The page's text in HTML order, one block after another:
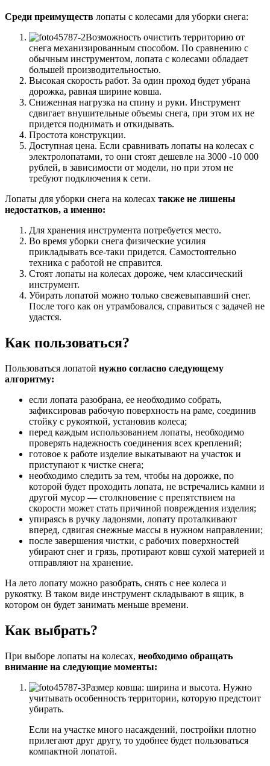
Среди преимуществ лопаты с колесами для уборки снега:
Возможность очистить территорию от
снега механизированным способом. По сравнению с
обычным инструментом, лопата с колесами обладает
большей производительностью.
Высокая скорость работ. За один проход будет убрана
дорожка, равная ширине ковша.
Сниженная нагрузка на спину и руки. Инструмент
сдвигает внушительные объемы снега, при этом их не
придется поднимать и откидывать.
Простота конструкции.
Доступная цена. Если сравнивать лопаты на колесах с
электролопатами, то они стоят дешевле на 3000 -10 000
рублей, в зависимости от модели, но при этом не
требуют подключения к сети.
Лопаты для уборки снега на колесах также не лишены
недостатков, а именно:
Для хранения инструмента потребуется место.
Во время уборки снега физические усилия
прикладывать все-таки придется. Самостоятельно
техника с работой не справится.
Стоят лопаты на колесах дороже, чем классический
инструмент.
Убирать лопатой можно только свежевыпавший снег.
После того как он утрамбовался, справиться с задачей не
удастся.
Как пользоваться?
Пользоваться лопатой нужно согласно следующему
алгоритму:
если лопата разобрана, ее необходимо собрать,
зафиксировав рабочую поверхность на раме, соединив
стойку с рукояткой, установив колеса;
перед каждым использованием лопаты, необходимо
проверять надежность соединения всех креплений;
готовое к работе изделие выкатывают на участок и
приступают к чистке снега;
необходимо следить за тем, чтобы на дорожке, по
которой будет проходить лопата, не встречались камни и
другой мусор — столкновение с препятствием на
скорости может стать причиной повреждения изделия;
упираясь в ручку ладонями, лопату проталкивают
вперед, сдвигая снежные массы в нужном направлении;
после завершения чистки, с рабочих поверхностей
убирают снег и грязь, протирают ковш сухой материей и
отправляют на хранение.
На лето лопату можно разобрать, снять с нее колеса и
рукоятку. В таком виде инструмент складывают в ящик, в
котором он будет занимать меньше времени.
Как выбрать?
При выборе лопаты на колесах, необходимо обращать
внимание на следующие моменты:
Размер ковша: ширина и высота. Нужно
учитывать особенность территории, которую предстоит
убирать.
Если на участке много насаждений, постройки плотно
прилегают друг другу, то удобнее будет пользоваться
компактной лопатой.